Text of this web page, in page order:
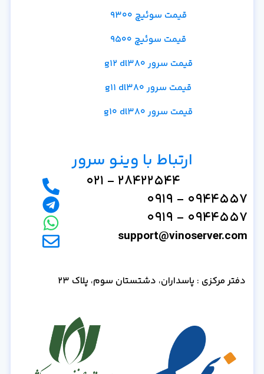
قیمت سوئیچ 9300
قیمت سوئیچ 9500
قیمت سرور g12 dl380
قیمت سرور g11 dl380
قیمت سرور g10 dl380
ارتباط با وینو سرور
28422544 - 021
0944557 - 0919
0944557 - 0919
support@vinoserver.com
دفتر مرکزی : پاسداران، دشتستان سوم، پلاک 23